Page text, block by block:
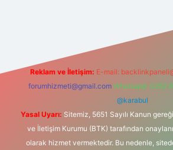
Reklam ve İletişim: E-mail:
forumhizmeti@gmail.com Whatsapp: 0262
@karabul
Yasal Uyarı: Sitemiz, 5651 Sayılı Kanun
ve İletişim Kurumu (BTK) tarafından
olarak hizmet vermektedir. Bu nedenle,